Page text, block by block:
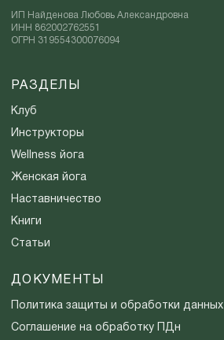
ИП Найденова Любовь Александровна
ИНН 862002762551
ОГРН 319554300076094
РАЗДЕЛЫ
Клуб
Инструкторы
Wellness йога
Женская йога
Наставничество
Книги
Статьи
ДОКУМЕНТЫ
Политика защиты и обработки данных
Соглашение на обработку ПДн